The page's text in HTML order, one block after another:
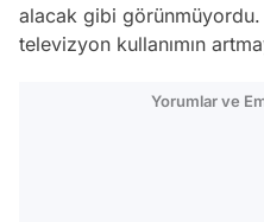
alacak gibi
televizyon kullanımın
Yorumlar ve